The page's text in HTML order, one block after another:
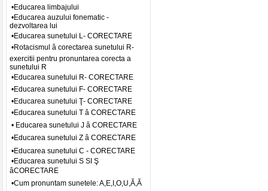
•Educarea limbajului
•Educarea auzului fonematic -
dezvoltarea lui
•Educarea sunetului L- CORECTARE
•Rotacismul â corectarea sunetului R-
exercitii pentru pronuntarea corecta a
sunetului R
•Educarea sunetului R- CORECTARE
•Educarea sunetului F- CORECTARE
•Educarea sunetului Ţ- CORECTARE
•Educarea sunetului T â CORECTARE
• Educarea sunetului J â CORECTARE
•Educarea sunetului Z â CORECTARE
•Educarea sunetului C - CORECTARE
•Educarea sunetului S SI Ş
âCORECTARE
•Cum pronuntam sunetele: A,E,I,O,U,Ă,Ă